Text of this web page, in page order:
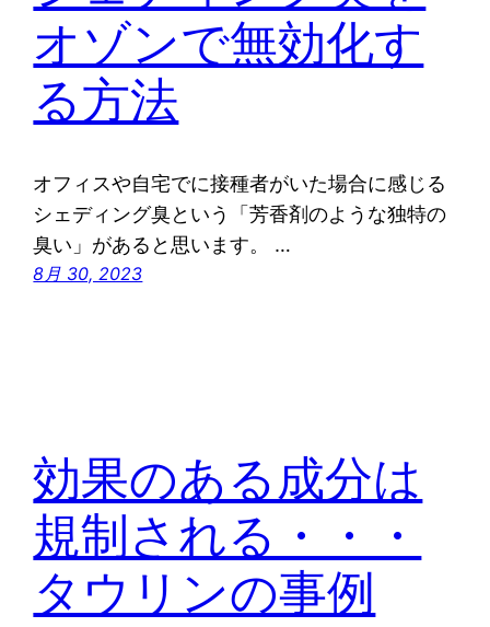
オゾンで無効化す
る方法
オフィスや自宅でに接種者がいた場合に感じる
シェディング臭という「芳香剤のような独特の
臭い」があると思います。 …
8月 30, 2023
効果のある成分は
規制される・・・
タウリンの事例